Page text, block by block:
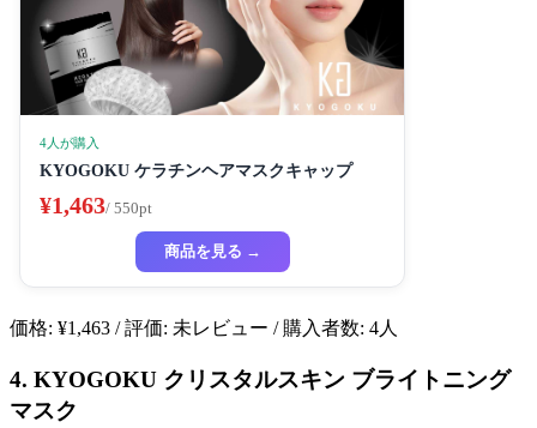
4人が購入
KYOGOKU ケラチンヘアマスクキャップ
¥1,463/ 550pt
商品を見る →
価格: ¥1,463 / 評価: 未レビュー / 購入者数: 4人
4. KYOGOKU クリスタルスキン ブライトニング
マスク